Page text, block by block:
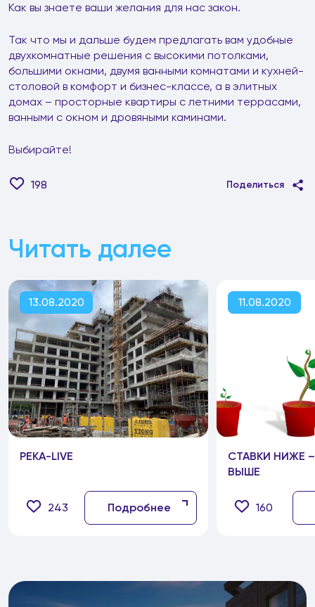
Как вы знаете ваши желания для нас закон.
Так что мы и дальше будем предлагать вам удобные
двухкомнатные решения с высокими потолками,
большими окнами, двумя ванными комнатами и кухней-
столовой в комфорт и бизнес-классе, а в элитных
домах – просторные квартиры с летними террасами,
ванными с окном и дровяными каминами.
Выбирайте!
198 Поделиться
Читать далее
13.08.2020
РЕКА-LIVE
243 Подробнее
11.08.2020
СТАВКИ НИЖЕ
ВЫШЕ
160